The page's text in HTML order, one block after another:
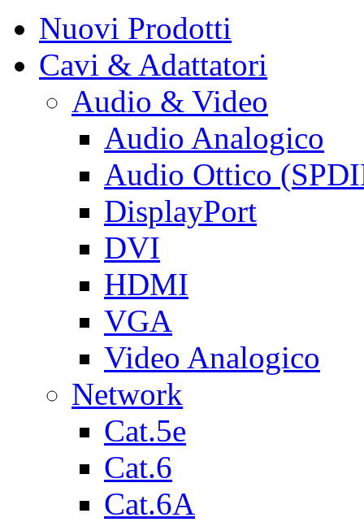
Nuovi Prodotti
Cavi & Adattatori
Audio & Video
Audio Analogico
Audio Ottico
DisplayPort
DVI
HDMI
VGA
Video Analogico
Network
Cat.5e
Cat.6
Cat.6A